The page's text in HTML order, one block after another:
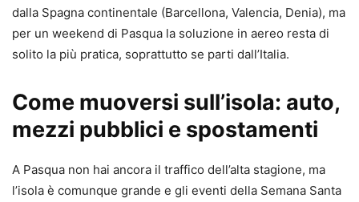
dalla Spagna continentale (Barcellona, Valencia, Denia), ma
per un weekend di Pasqua la soluzione in aereo resta di
solito la più pratica, soprattutto se parti dall’Italia.
Come muoversi sull’isola: auto,
mezzi pubblici e spostamenti
A Pasqua non hai ancora il traffico dell’alta stagione, ma
l’isola è comunque grande e gli eventi della Semana Santa